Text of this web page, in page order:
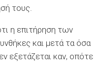
τους.
η επιτήρηση των
και μετά τα όσα
εξετάζεται καν, οπότε